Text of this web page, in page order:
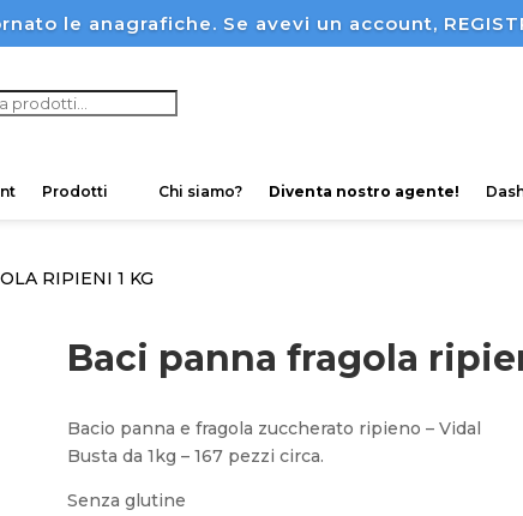
le anagrafiche. Se avevi un account,
Prodotti Chi siamo? Diventa nostro agente!
RIPIENI 1 KG
Baci panna fragola
Bacio panna e fragola zuccherato ripieno – Vidal
Busta da 1kg – 167 pezzi circa.
Senza glutine